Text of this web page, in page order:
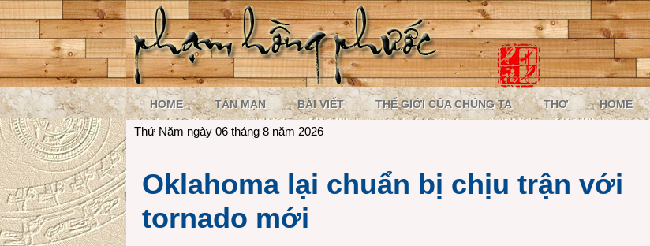
HOME TẢN MẠN BÀI VIẾT THẾ GIỚI CỦA CHÚNG TA THƠ HOME
Thứ Năm ngày 06 tháng 8 năm 2026
Oklahoma lại chuẩn bị chịu trận với
tornado mới